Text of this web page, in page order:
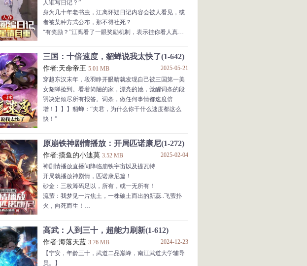
既然系统没有用，那我的外挂就是我自己！
大佬夏彦们：所以这就是你们不思进取，等着抱大
人谁写日记？”
身为几十年老书虫，江离怀疑日记内容会被人看见，或
者被某种方式公布，那不得社死？
“有奖励？”江离看了一眼奖励机制，表示挂你看人真
“又没说日记不能编。”江离开始在日记内容半真半假的
道路上一去不复返。
于是乎，圈内女明星们的画风突变。
热芭：“我是初恋，被蜜姐戴绿帽？立刻嘉行，必须离
开！”
杨蜜：“我潜规则你？给你生女儿，逼着你娶我是吧，黑
丝塞你嘴里。”
天仙：“我找你借种，去父留子？这次不试管，我们直接
三国：十倍速度，貂蝉说我太快了(1-642)
作者:天命帝王 5.01 MB
2025-05-21
穿越东汉末年，段羽睁开眼睛就发现自己被三国第一美
女貂蝉捡到。看着简陋的家，漂亮的她，觉醒词条的段
羽决定倾尽所有报答。词条，做任何事情都速度倍
增！】】】貂蝉：“夫君，为什么你干什么速度都这么
快！”
原崩铁神剧情播放：开局匹诺康尼(1-272)
作者:摸鱼的小迪莫 3.52 MB
2025-02-04
神剧情播放直播间降临崩铁宇宙以及提瓦特
开局就播放神剧情，匹诺康尼篇！
砂金：三枚筹码足以，所有，或一无所有！
流萤：我梦见一片焦土，一株破土而出的新蕊..飞萤扑
火，向死而生！
米哈伊尔：行遍人生旅途的最后，我把这一点自视珍贵
的火苗留在最深的梦里，希望交给后世的无名客们。
铁尔南：有些事即便没有意义，也总是要去做的。
直至最后，星期日登场！
高武：人到三十，超能力刷新(1-612)
作者:海落天蓝 3.76 MB
2024-12-23
【宁安，年龄三十，武道二品巅峰，南江武道大学辅导
员。】